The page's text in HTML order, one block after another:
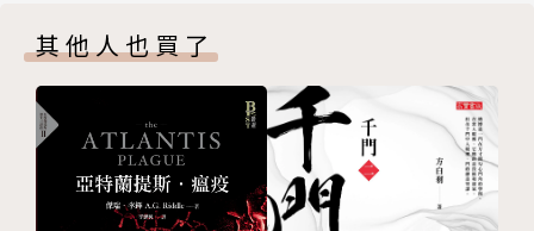
一
二
三
四
其他人也買了